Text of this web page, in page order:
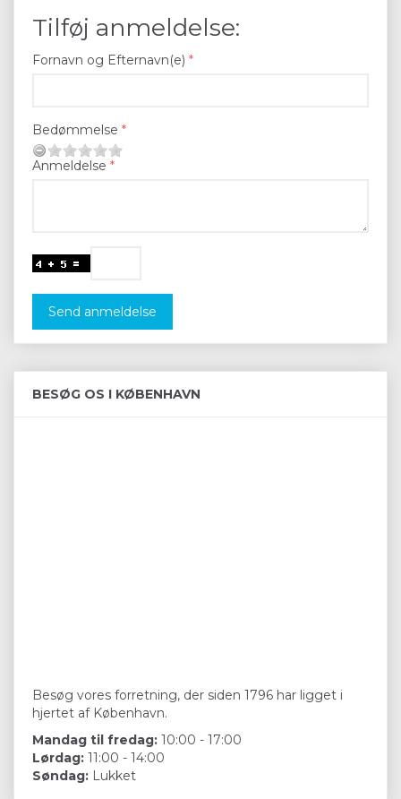
Tilføj anmeldelse:
Fornavn og Efternavn(e)
Bedømmelse
Anmeldelse
Send anmeldelse
BESØG OS I KØBENHAVN
Besøg vores forretning, der siden 1796 har ligget i
hjertet af København.
Mandag til fredag: 10:00 - 17:00
Lørdag: 11:00 - 14:00
Søndag: Lukket